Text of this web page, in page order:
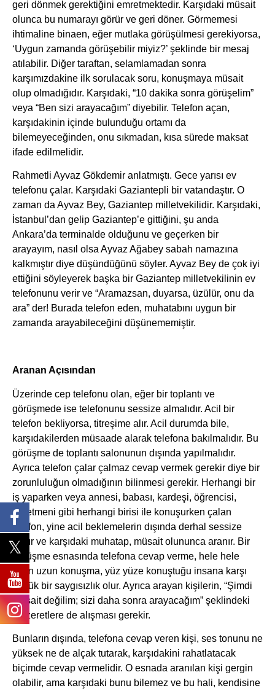
geri dönmek gerektiğini emretmektedir. Karşıdaki müsait
olunca bu numarayı görür ve geri döner. Görmemesi
ihtimaline binaen, eğer mutlaka görüşülmesi gerekiyorsa,
‘Uygun zamanda görüşebilir miyiz?’ şeklinde bir mesaj
atılabilir. Diğer taraftan, selamlamadan sonra
karşımızdakine ilk sorulacak soru, konuşmaya müsait
olup olmadığıdır. Karşıdaki, “10 dakika sonra görüşelim”
veya “Ben sizi arayacağım” diyebilir. Telefon açan,
karşıdakinin içinde bulunduğu ortamı da
bilemeyeceğinden, onu sıkmadan, kısa sürede maksat
ifade edilmelidir.
Rahmetli Ayvaz Gökdemir anlatmıştı. Gece yarısı ev
telefonu çalar. Karşıdaki Gaziantepli bir vatandaştır. O
zaman da Ayvaz Bey, Gaziantep milletvekilidir. Karşıdaki,
İstanbul’dan gelip Gaziantep’e gittiğini, şu anda
Ankara’da terminalde olduğunu ve geçerken bir
arayayım, nasıl olsa Ayvaz Ağabey sabah namazına
kalkmıştır diye düşündüğünü söyler. Ayvaz Bey de çok iyi
ettiğini söyleyerek başka bir Gaziantep milletvekilinin ev
telefonunu verir ve “Aramazsan, duyarsa, üzülür, onu da
ara” der! Burada telefon eden, muhatabını uygun bir
zamanda arayabileceğini düşünememiştir.
Aranan Açısından
Üzerinde cep telefonu olan, eğer bir toplantı ve
görüşmede ise telefonunu sessize almalıdır. Acil bir
telefon bekliyorsa, titreşime alır. Acil durumda bile,
karşıdakilerden müsaade alarak telefona bakılmalıdır. Bu
görüşme de toplantı salonunun dışında yapılmalıdır.
Ayrıca telefon çalar çalmaz cevap vermek gerekir diye bir
zorunluluğun olmadığının bilinmesi gerekir. Herhangi bir
iş yaparken veya annesi, babası, kardeşi, öğrencisi,
öğretmeni gibi herhangi birisi ile konuşurken çalan
telefon, yine acil beklemelerin dışında derhal sessize
alınır ve karşıdaki muhatap, müsait olununca aranır. Bir
görüşme esnasında telefona cevap verme, hele hele
uzun uzun konuşma, yüz yüze konuştuğu insana karşı
büyük bir saygısızlık olur. Ayrıca arayan kişilerin, “Şimdi
müsait değilim; sizi daha sonra arayacağım” şeklindeki
mazeretlere de alışması gerekir.
Bunların dışında, telefona cevap veren kişi, ses tonunu ne
yüksek ne de alçak tutarak, karşıdakini rahatlatacak
biçimde cevap vermelidir. O esnada aranılan kişi gergin
olabilir, ama karşıdaki bunu bilemez ve bu hali, kendisine